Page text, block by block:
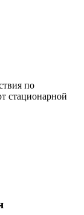
по
стационарной